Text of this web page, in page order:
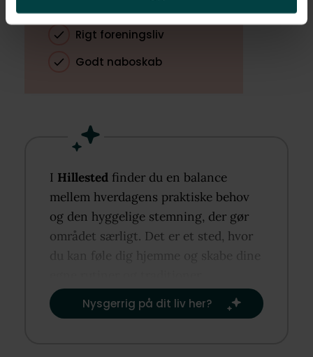
Rigt foreningsliv
Godt naboskab
I Hillested finder du en balance
mellem hverdagens praktiske behov
og den hyggelige stemning, der gør
området særligt. Det er et sted, hvor
du kan føle dig hjemme og skabe dine
Nysgerrig på dit liv her?​